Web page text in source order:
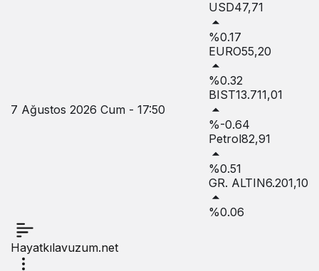
7 Ağustos 2026 Cum - 17:50
USD47,71
%0.17
EURO55,20
%0.32
BIST13.711,01
%-0.64
Petrol82,91
%0.51
GR. ALTIN6.201,10
%0.06
Hayatkılavuzum.net